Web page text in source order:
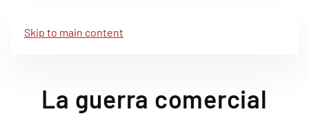
Skip to main content
La guerra comercial